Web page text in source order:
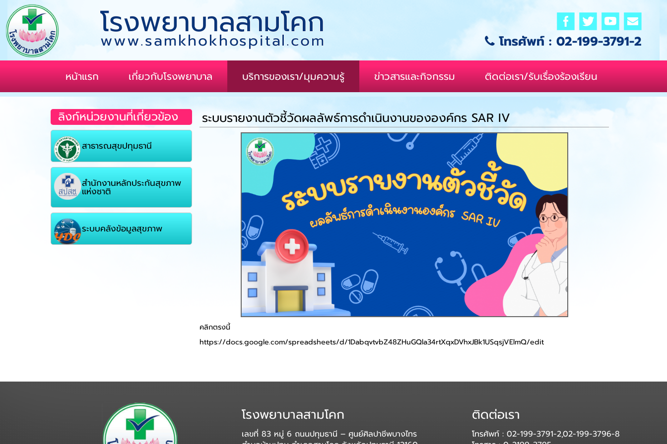
โรงพยาบาลสามโคก
www.samkhokhospital.com โทรศัพท์ : 02-199-3791-2
หน้าแรก เกี่ยวกับโรงพยาบาล บริการของเรา/มุมความรู้ ข่าวสารและกิจกรรม ติดต่อเรา/รับเรื่องร้องเรียน
ลิงก์หน่วยงานที่เกี่ยวข้อง
สาธารณสุขปทุมธานี
สำนักงานหลักประกันสุขภาพ
แห่งชาติ
ระบบคลังข้อมูลสุขภาพ
ระบบรายงานตัวชี้วัดผลลัพธ์การดำเนินงานขององค์กร SAR IV
คลิกตรงนี้
https://docs.google.com/spreadsheets/d/1DabqvtvbZ48ZHuGQla34rtXqxDVhxJBk1USqsjVElmQ/edit
โรงพยาบาลสามโคก
เลขที่ 83 หมู่ 6 ถนนปทุมธานี – ศูนย์ศิลปาชีพบางไทร
ติดต่อเรา
โทรศัพท์ : 02-199-3791-2,02-199-3796-8